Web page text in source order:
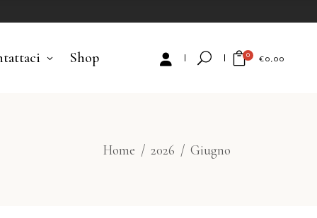
Shop 0 €0,00
Home / 2026 / Giugno